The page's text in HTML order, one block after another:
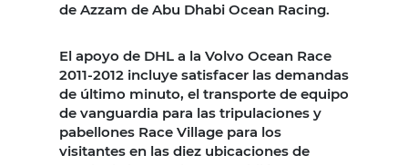
de Azzam de Abu Dhabi Ocean Racing.
El apoyo de DHL a la Volvo Ocean Race
2011-2012 incluye satisfacer las demandas
de último minuto, el transporte de equipo
de vanguardia para las tripulaciones y
pabellones Race Village para los
visitantes en las diez ubicaciones de